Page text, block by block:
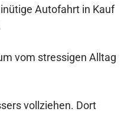
Autofahrt in Kauf
vom stressigen Alltag
vollziehen. Dort